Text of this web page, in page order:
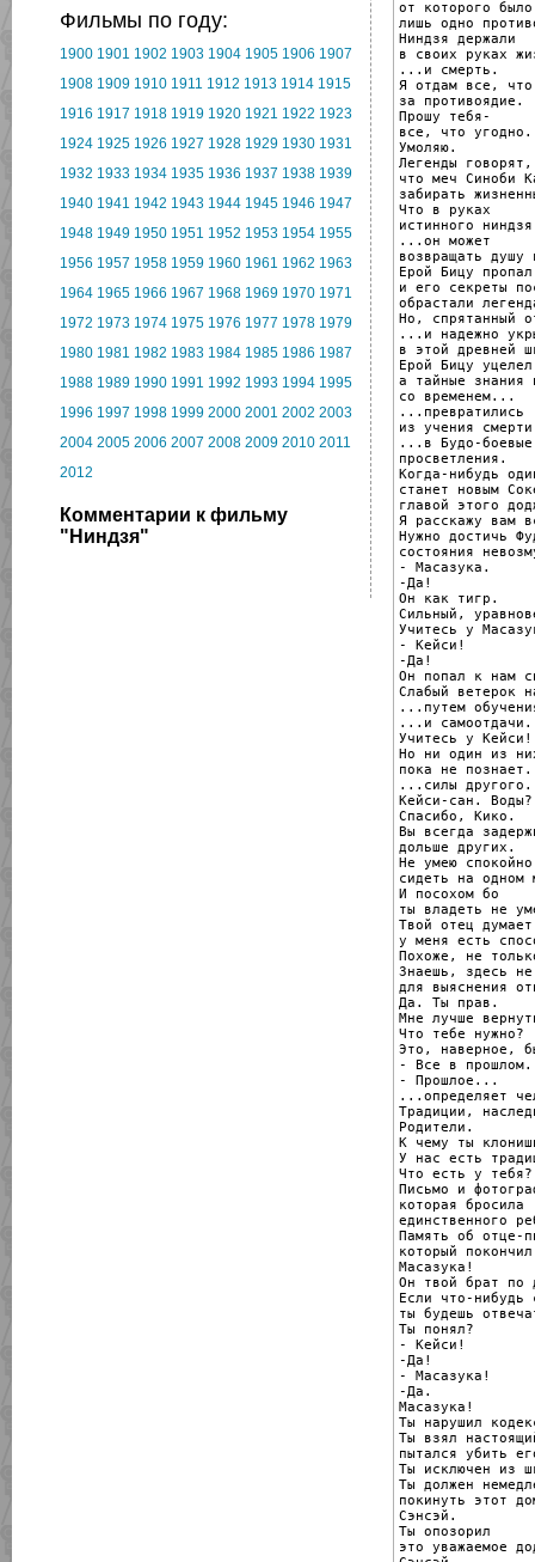
Фильмы по году:
1900 1901 1902 1903 1904 1905 1906 1907
1908 1909 1910 1911 1912 1913 1914 1915
1916 1917 1918 1919 1920 1921 1922 1923
1924 1925 1926 1927 1928 1929 1930 1931
1932 1933 1934 1935 1936 1937 1938 1939
1940 1941 1942 1943 1944 1945 1946 1947
1948 1949 1950 1951 1952 1953 1954 1955
1956 1957 1958 1959 1960 1961 1962 1963
1964 1965 1966 1967 1968 1969 1970 1971
1972 1973 1974 1975 1976 1977 1978 1979
1980 1981 1982 1983 1984 1985 1986 1987
1988 1989 1990 1991 1992 1993 1994 1995
1996 1997 1998 1999 2000 2001 2002 2003
2004 2005 2006 2007 2008 2009 2010 2011
2012
Комментарии к фильму
"Ниндзя"
от которого было
лишь одно
Ниндзя держали
в своих руках
...и смерть.
Я отдам все, что
за противоядие.
Прошу тебя-
все, что угодно.
Умоляю.
Легенды говорят,
что меч Синоби
забирать
Что в руках
истинного
...он может
возвращать
Ерой Бицу
и его секреты
обрастали
Но, спрятанный
...и надежно
в этой древней
Ерой Бицу
а тайные знания
со временем...
...превратились
из учения
...в Будо-боевые
просветления.
Когда-нибудь
станет новым
главой этого
Я расскажу вам
Нужно достичь
состояния
- Масазука.
-Да!
Он как тигр.
Сильный,
Учитесь у
- Кейси!
-Да!
Он попал к нам
Слабый ветерок
...путем
...и самоотдачи.
Учитесь у Кейси!
Но ни один из
пока не
...силы другого.
Кейси-сан. Воды?
Спасибо, Кико.
Вы всегда
дольше других.
Не умею спокойно
сидеть на одном
И посохом бо
ты владеть не
Твой отец
у меня есть
Похоже, не
Знаешь, здесь
для выяснения
Да. Ты прав.
Мне лучше
Что тебе нужно?
Это, наверное,
- Все в прошлом.
- Прошлое...
...определяет
Традиции,
Родители.
К чему ты
У нас есть
Что есть у тебя?
Письмо и
которая бросила
единственного
Память об отце-
который
Масазука!
Он твой брат по
Если что-нибудь
ты будешь
Ты понял?
- Кейси!
-Да!
- Масазука!
-Да.
Масазука!
Ты нарушил
Ты взял
пытался убить
Ты исключен из
Ты должен
покинуть этот
Сэнсэй.
Ты опозорил
это уважаемое